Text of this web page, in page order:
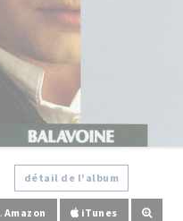
détail de l'album
Amazon iTunes